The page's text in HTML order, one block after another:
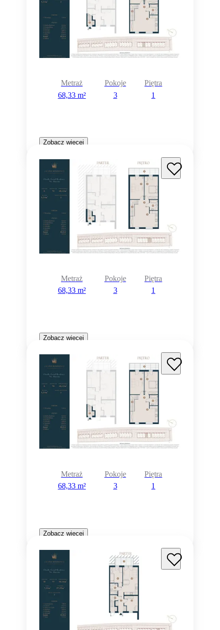
Metraż
68,33 m²
Pokoje
3
Piętra
1
Zobacz więcej
Metraż
68,33 m²
Pokoje
3
Piętra
1
Zobacz więcej
Metraż
68,33 m²
Pokoje
3
Piętra
1
Zobacz więcej